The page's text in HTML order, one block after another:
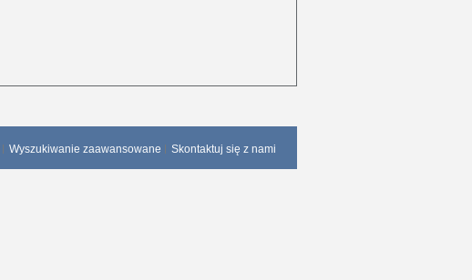
Wyszukiwanie zaawansowane Skontaktuj się z nami